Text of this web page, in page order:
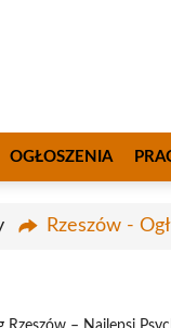
OGŁOSZENIA
Rzeszów -